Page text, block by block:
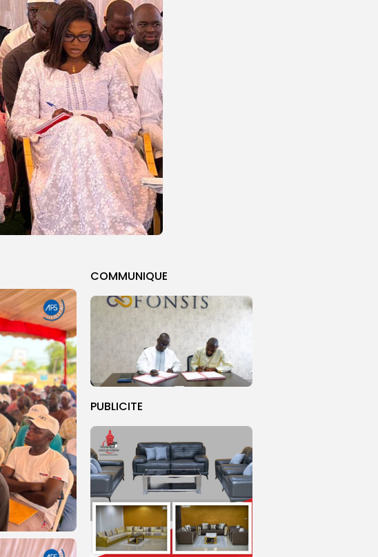
COMMUNIQUE
PUBLICITE